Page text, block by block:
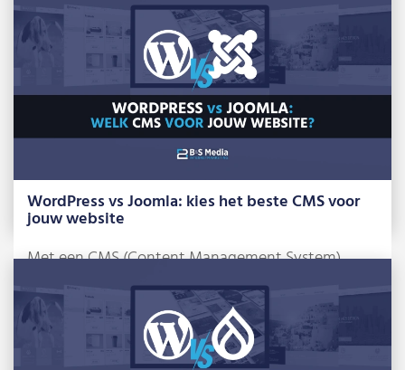
Lees meer »
WordPress vs Joomla: kies het beste CMS voor
jouw website
Met een CMS (Content Management System)
beheer je zelf je website, zonder dat je […]
Lees meer »